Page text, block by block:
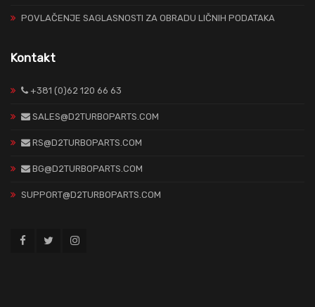
POVLAČENJE SAGLASNOSTI ZA OBRADU LIČNIH PODATAKA
Kontakt
+381 (0)62 120 66 63
SALES@D2TURBOPARTS.COM
RS@D2TURBOPARTS.COM
BG@D2TURBOPARTS.COM
SUPPORT@D2TURBOPARTS.COM